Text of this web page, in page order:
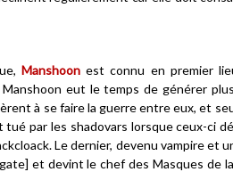
Manshoonest connu en premier
Manshoon eut le temps de générer
à se faire la guerre entre eux, et
par les shadovars lorsque ceux-ci
Le dernier, devenu vampire et
et devint le chef des Masques de